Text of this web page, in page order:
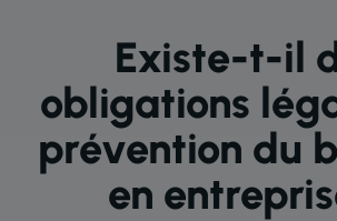
Existe-t-il
obligations
prévention du
en